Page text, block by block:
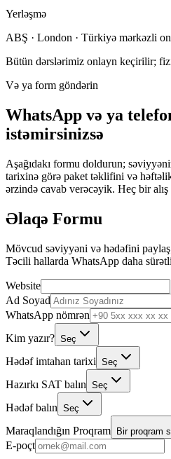
Yerləşmə
ABŞ · London · Türkiyə mərkəzli
Bütün dərslərimiz onlayn keçirilir;
Və ya form göndərin
WhatsApp və ya
istəmirsinizsə
Aşağıdakı formu doldurun;
tarixinə görə paket təklifini və
ərzində cavab verəcəyik. Heç bir
Əlaqə Formu
Mövcud səviyyəni və hədəfini
Təcili hallarda WhatsApp daha
Website
Ad Soyad
WhatsApp nömrən
Kim yazır? Seç
Hədəf imtahan tarixi Seç
Hazırkı SAT balın Seç
Hədəf balın Seç
Maraqlandığın Proqram Bir proqram
E-poçt